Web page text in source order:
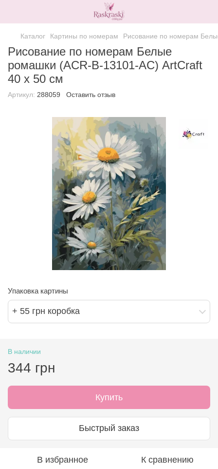
Каталог Картины по номерам Рисование по номерам
Рисование по номерам Белые
ромашки (ACR-B-13101-AC) ArtCraft
40 х 50 см
Артикул: 288059 Оставить отзыв
Упаковка картины
+ 55 грн коробка
В наличии
344 грн
Купить
Быстрый заказ
В избранное К сравнению